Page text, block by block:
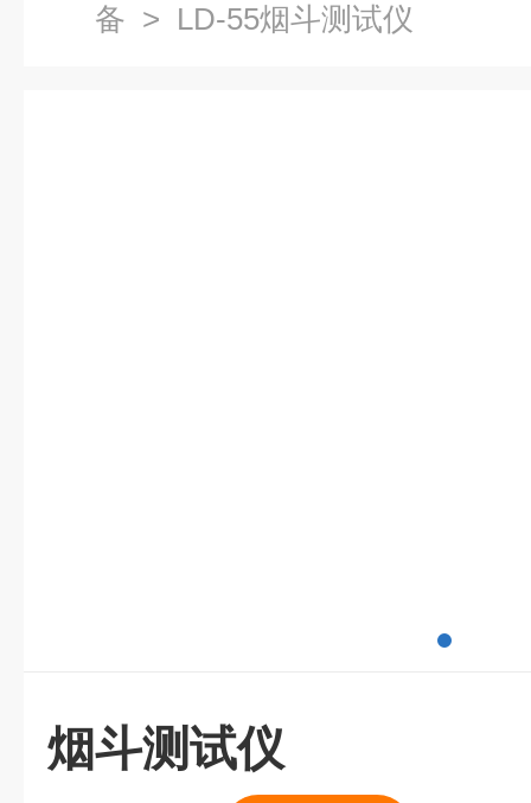
备 > LD-55烟斗测试仪
烟斗测试仪